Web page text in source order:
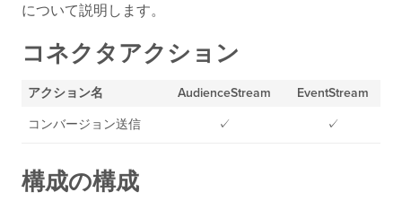
について説明します。
コネクタアクション
アクション名 AudienceStream EventStream
コンバージョン送信 ✓ ✓
構成の構成